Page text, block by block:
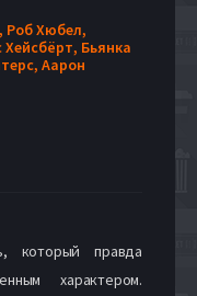
Роб Хюбел,
Хейсбёрт, Бьянка
Аарон
который правда
характером.